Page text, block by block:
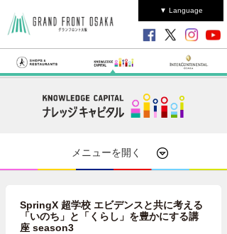
▼ Language
メニューを開く
SpringX 超学校 エビデンスと共に考える
「いのち」と「くらし」を豊かにする講
座 season3